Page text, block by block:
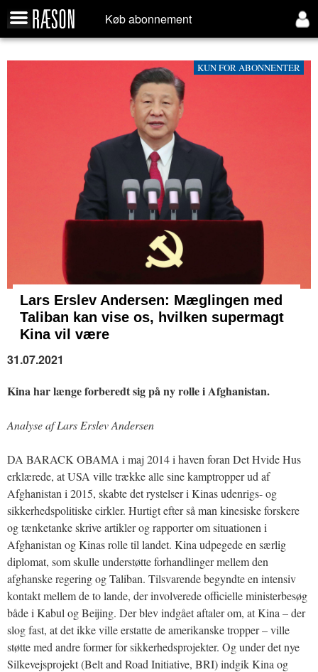
Køb abonnement
KUN FOR ABONNENTER
Lars Erslev Andersen: Mæglingen med
Taliban kan vise os, hvilken supermagt
Kina vil være
31.07.2021
Kina har længe forberedt sig på ny rolle i Afghanistan.
Analyse af Lars Erslev Andersen
DA BARACK OBAMA i maj 2014 i haven foran Det Hvide Hus
erklærede, at USA ville trække alle sine kamptropper ud af
Afghanistan i 2015, skabte det rystelser i Kinas udenrigs- og
sikkerhedspolitiske cirkler. Hurtigt efter så man kinesiske forskere
og tænketanke skrive artikler og rapporter om situationen i
Afghanistan og Kinas rolle til landet. Kina udpegede en særlig
diplomat, som skulle understøtte forhandlinger mellem den
afghanske regering og Taliban. Tilsvarende begyndte en intensiv
kontakt mellem de to lande, der involverede officielle ministerbesøg
både i Kabul og Beijing. Der blev indgået aftaler om, at Kina – der
slog fast, at det ikke ville erstatte de amerikanske tropper – ville
støtte med andre former for sikkerhedsprojekter. Og under det nye
Silkevejsprojekt (Belt and Road Initiative, BRI) indgik Kina og